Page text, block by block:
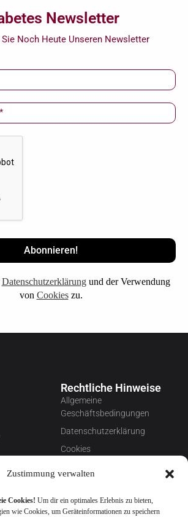
Zustimmung verwalten
Cookies! Um dir ein optimales Erlebnis zu bieten,
wie Cookies, um Geräteinformationen zu speichern
Newsletter
Noch Heute Unseren Newsletter
Datenschutzerklärungund der Verwendung
von Cookieszu.
Rechtliche Hinweise
Allgemeine
Geschäftsbedingungen
Datenschutzerklärung
Cookies
Newsletter verwalten